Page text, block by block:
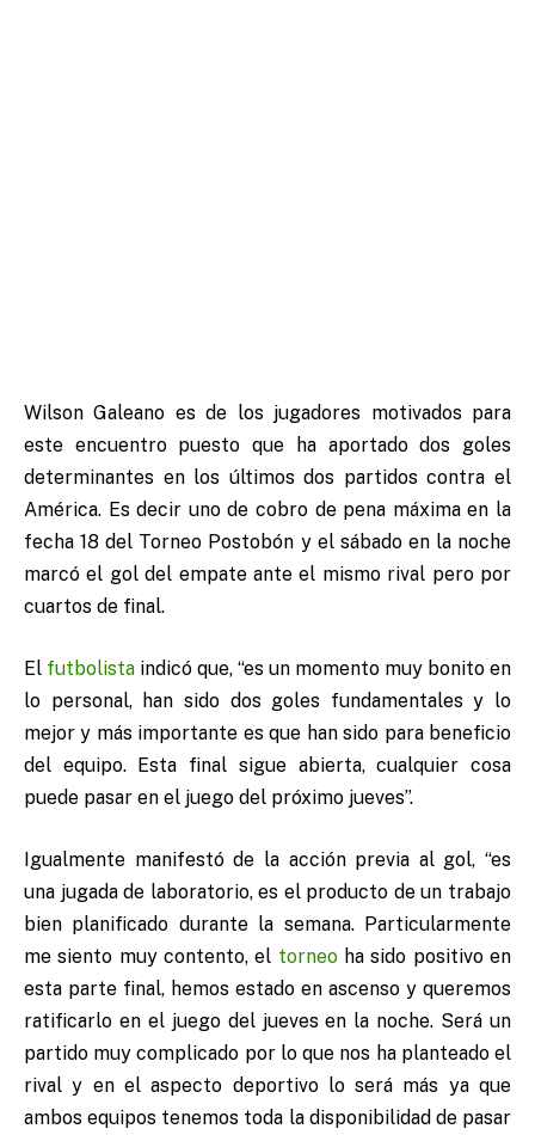
Wilson Galeano es de los jugadores motivados para
este encuentro puesto que ha aportado dos goles
determinantes en los últimos dos partidos contra el
América. Es decir uno de cobro de pena máxima en la
fecha 18 del Torneo Postobón y el sábado en la noche
marcó el gol del empate ante el mismo rival pero por
cuartos de final.
El futbolista indicó que, “es un momento muy bonito en
lo personal, han sido dos goles fundamentales y lo
mejor y más importante es que han sido para beneficio
del equipo. Esta final sigue abierta, cualquier cosa
puede pasar en el juego del próximo jueves”.
Igualmente manifestó de la acción previa al gol, “es
una jugada de laboratorio, es el producto de un trabajo
bien planificado durante la semana. Particularmente
me siento muy contento, el torneoha sido positivo en
esta parte final, hemos estado en ascenso y queremos
ratificarlo en el juego del jueves en la noche. Será un
partido muy complicado por lo que nos ha planteado el
rival y en el aspecto deportivo lo será más ya que
ambos equipos tenemos toda la disponibilidad de pasar